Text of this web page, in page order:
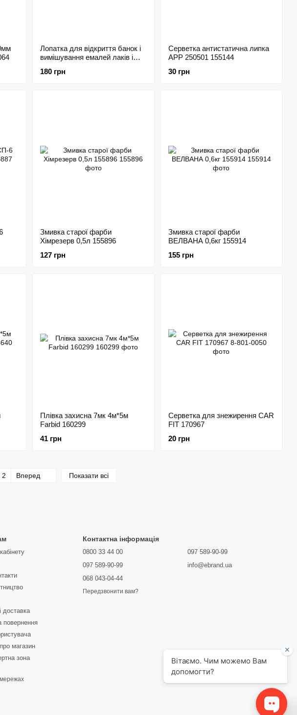
Лопатка для відкриття банок і
вимішування емалей лаків і
180 грн
Серветка антистатична липка
АРР 250501 155144
30 грн
Змивка старої фарби
Хімрезерв 0,5л 155896
127 грн
Змивка старої фарби
ВЕЛВАНА 0,6кг 155914
155 грн
Плівка захисна 7мк 4м*5м
Farbid 160299
41 грн
Серветка для знежирення CAR
FIT 170967
20 грн
2 Вперед Показати всі
доставка
повернення
магазин
зона
Контактна інформація
0800 33 44 00
097 589-90-99
068 043-04-44
Передзвонити вам?
097 589-90-99
info@ebrand.ua